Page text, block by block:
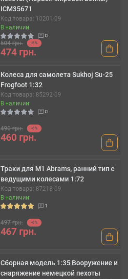
ICM35671
Код товара: 10201-09
В наличии
0
504 грн. -6%
474 грн.
Колеса для самолета Sukhoj Su-25
Frogfoot 1:32
Код товара: 85292-09
В наличии
0
490 грн. -6%
460 грн.
Траки для M1 Abrams, ранний тип с
ведущими колесами 1:72
Код товара: 87218-09
В наличии
1
497 грн. -6%
467 грн.
Сборная модель 1:35 Вооружение и
снаряжение немецкой пехоты